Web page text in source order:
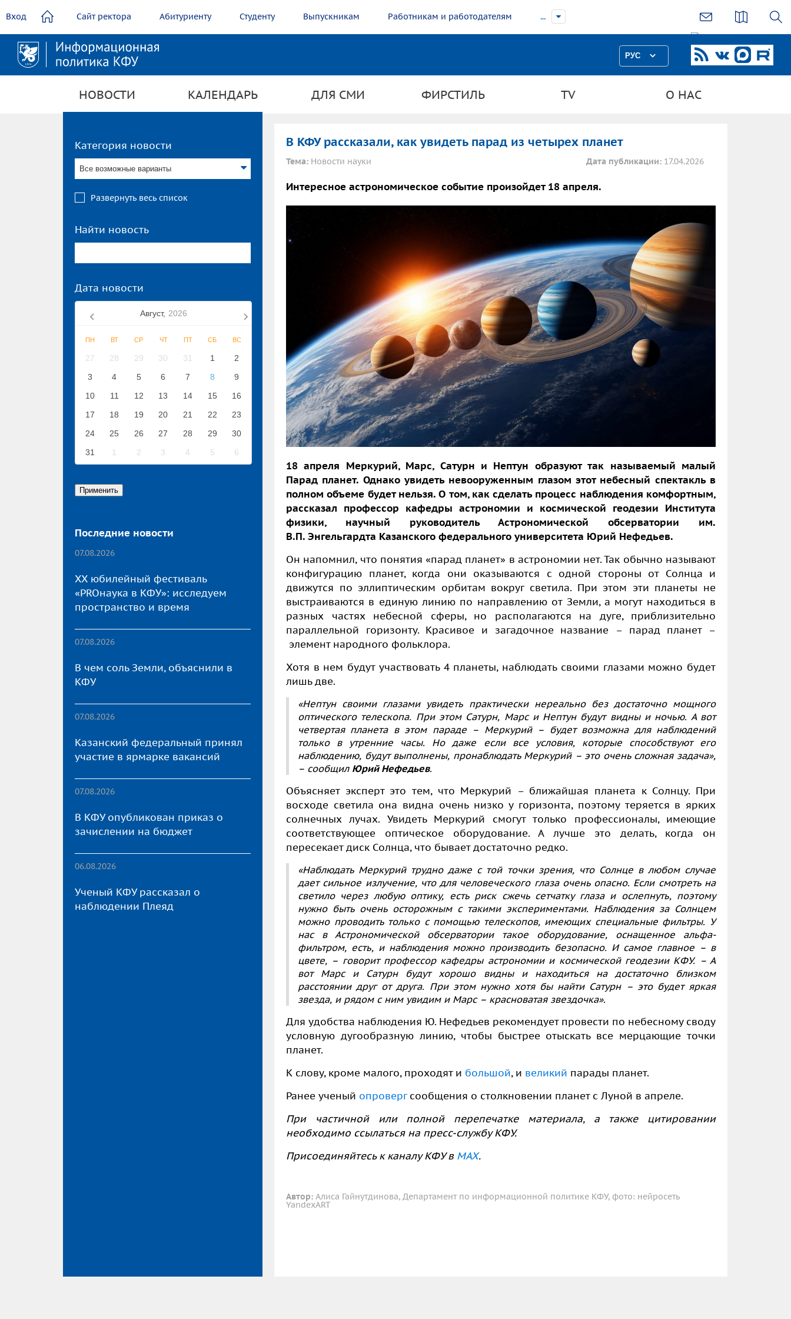
содержанию
Вход Сайт ректора Абитуриенту Студенту Выпускникам Работникам и работодателям ...
РУС
НОВОСТИ КАЛЕНДАРЬ ДЛЯ СМИ ФИРСТИЛЬ TV О НАС
Категория новости
Все возможные варианты
Развернуть весь список
Найти новость
Дата новости
Август, 2026
ПН ВТ СР ЧТ ПТ СБ ВС
27 28 29 30 31 1
2
3
4 5 6 7 8
9
10
11 12 13 14 15
16
17
18 19 20 21 22
23
24
25 26 27 28 29
30
31
1 2 3 4 5 6
Последние новости
07.08.2026
XX юбилейный фестиваль
«PROнаука в КФУ»: исследуем
пространство и время
07.08.2026
В чем соль Земли, объяснили в
КФУ
07.08.2026
Казанский федеральный принял
участие в ярмарке вакансий
07.08.2026
В КФУ опубликован приказ о
зачислении на бюджет
06.08.2026
Ученый КФУ рассказал о
наблюдении Плеяд
В КФУ рассказали, как увидеть парад из четырех планет
Тема: Новости науки Дата публикации: 17.04.2026
Интересное астрономическое событие произойдет 18 апреля.
18 апреля Меркурий, Марс, Сатурн и Нептун образуют так называемый малый
Парад планет. Однако увидеть невооруженным глазом этот небесный спектакль в
полном объеме будет нельзя. О том, как сделать процесс наблюдения комфортным,
рассказал профессор кафедры астрономии и космической геодезии Института
физики, научный руководитель Астрономической обсерватории им.
В.П. Энгельгардта Казанского федерального университета Юрий Нефедьев.
Он напомнил, что понятия «парад планет» в астрономии нет. Так обычно называют
конфигурацию планет, когда они оказываются с одной стороны от Солнца и
движутся по эллиптическим орбитам вокруг светила. При этом эти планеты не
выстраиваются в единую линию по направлению от Земли, а могут находиться в
разных частях небесной сферы, но располагаются на дуге, приблизительно
параллельной горизонту. Красивое и загадочное название – парад планет –
элемент народного фольклора.
Хотя в нем будут участвовать 4 планеты, наблюдать своими глазами можно будет
лишь две.
«Нептун своими глазами увидеть практически нереально без достаточно мощного
оптического телескопа. При этом Сатурн, Марс и Нептун будут видны и ночью. А вот
четвертая планета в этом параде – Меркурий – будет возможна для наблюдений
только в утренние часы. Но даже если все условия, которые способствуют его
наблюдению, будут выполнены, пронаблюдать Меркурий – это очень сложная задача»,
– сообщил Юрий Нефедьев.
Объясняет эксперт это тем, что Меркурий – ближайшая планета к Солнцу. При
восходе светила она видна очень низко у горизонта, поэтому теряется в ярких
солнечных лучах. Увидеть Меркурий смогут только профессионалы, имеющие
соответствующее оптическое оборудование. А лучше это делать, когда он
пересекает диск Солнца, что бывает достаточно редко.
«Наблюдать Меркурий трудно даже с той точки зрения, что Солнце в любом случае
дает сильное излучение, что для человеческого глаза очень опасно. Если смотреть на
светило через любую оптику, есть риск сжечь сетчатку глаза и ослепнуть, поэтому
нужно быть очень осторожным с такими экспериментами. Наблюдения за Солнцем
можно проводить только с помощью телескопов, имеющих специальные фильтры. У
нас в Астрономической обсерватории такое оборудование, оснащенное альфа-
фильтром, есть, и наблюдения можно производить безопасно. И самое главное – в
цвете, – говорит профессор кафедры астрономии и космической геодезии КФУ. – А
вот Марс и Сатурн будут хорошо видны и находиться на достаточно близком
расстоянии друг от друга. При этом нужно хотя бы найти Сатурн – это будет яркая
звезда, и рядом с ним увидим и Марс – красноватая звездочка».
Для удобства наблюдения Ю. Нефедьев рекомендует провести по небесному своду
условную дугообразную линию, чтобы быстрее отыскать все мерцающие точки
планет.
К слову, кроме малого, проходят и большой, и великий парады планет.
Ранее ученый опровергсообщения о столкновении планет с Луной в апреле.
При частичной или полной перепечатке материала, а также цитировании
необходимо ссылаться на пресс-службу КФУ.
Присоединяйтесь к каналу КФУ в MAX.
Автор: Алиса Гайнутдинова, Департамент по информационной политике КФУ, фото: нейросеть
YandexART